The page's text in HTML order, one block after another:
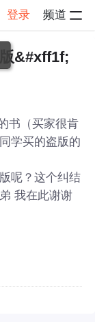
登录 频道
&#xff1f;
书（买家很肯
学买的盗版的
呢？这个纠结
我在此谢谢